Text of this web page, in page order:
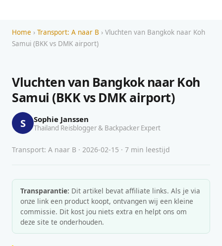
Home › Transport: A naar B › Vluchten van Bangkok naar Koh
Samui (BKK vs DMK airport)
Vluchten van Bangkok naar Koh
Samui (BKK vs DMK airport)
S Sophie Janssen
Thailand Reisblogger & Backpacker Expert
Transport: A naar B · 2026-02-15 · 7 min leestijd
Transparantie: Dit artikel bevat affiliate links. Als je via
onze link een product koopt, ontvangen wij een kleine
commissie. Dit kost jou niets extra en helpt ons om
deze site te onderhouden.